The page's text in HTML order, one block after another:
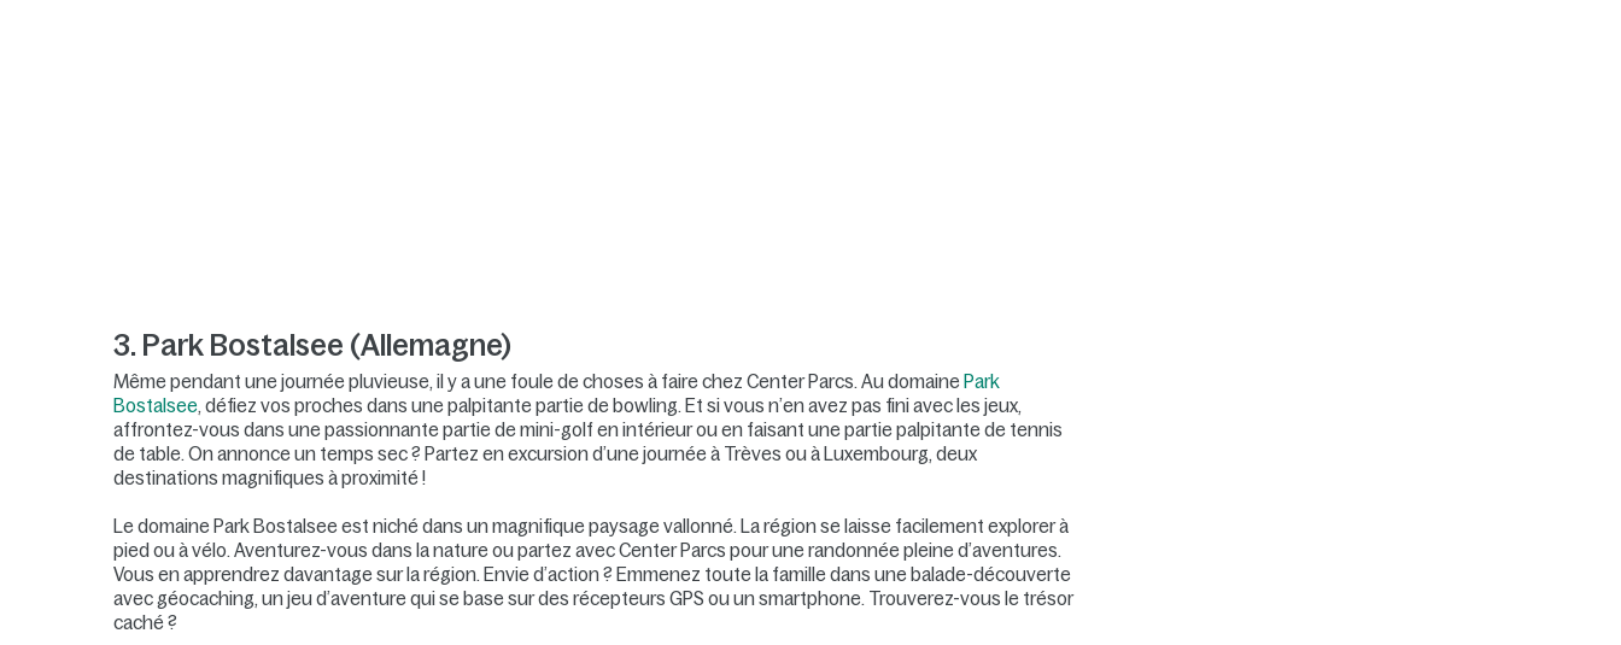
3. Park Bostalsee (Allemagne)
Même pendant une journée pluvieuse, il y a une foule de choses à faire chez Center Parcs. Au domaine Park
Bostalsee, défiez vos proches dans une palpitante partie de bowling. Et si vous n’en avez pas fini avec les jeux,
affrontez-vous dans une passionnante partie de mini-golf en intérieur ou en faisant une partie palpitante de tennis
de table. On annonce un temps sec ? Partez en excursion d’une journée à Trèves ou à Luxembourg, deux
destinations magnifiques à proximité !
Le domaine Park Bostalsee est niché dans un magnifique paysage vallonné. La région se laisse facilement explorer à
pied ou à vélo. Aventurez-vous dans la nature ou partez avec Center Parcs pour une randonnée pleine d’aventures.
Vous en apprendrez davantage sur la région. Envie d’action ? Emmenez toute la famille dans une balade-découverte
avec géocaching, un jeu d’aventure qui se base sur des récepteurs GPS ou un smartphone. Trouverez-vous le trésor
caché ?